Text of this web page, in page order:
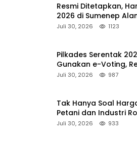
Resmi Ditetapkan,
2026 di Sumenep
Persen
Juli 30, 2026 1123
Pilkades Serentak
Gunakan e-Voting,
Juli 30, 2026 987
Tak Hanya Soal
Petani dan Industri
Juli 30, 2026 933